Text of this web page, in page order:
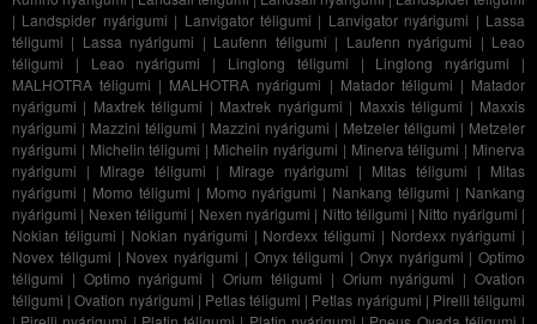
| Landspider nyárigumi | Lanvigator téligumi | Lanvigator nyárigumi | Lassa
téligumi | Lassa nyárigumi | Laufenn téligumi | Laufenn nyárigumi | Leao
téligumi | Leao nyárigumi | Linglong téligumi | Linglong nyárigumi |
MALHOTRA téligumi | MALHOTRA nyárigumi | Matador téligumi | Matador
nyárigumi | Maxtrek téligumi | Maxtrek nyárigumi | Maxxis téligumi | Maxxis
nyárigumi | Mazzini téligumi | Mazzini nyárigumi | Metzeler téligumi | Metzeler
nyárigumi | Michelin téligumi | Michelin nyárigumi | Minerva téligumi | Minerva
nyárigumi | Mirage téligumi | Mirage nyárigumi | Mitas téligumi | Mitas
nyárigumi | Momo téligumi | Momo nyárigumi | Nankang téligumi | Nankang
nyárigumi | Nexen téligumi | Nexen nyárigumi | Nitto téligumi | Nitto nyárigumi |
Nokian téligumi | Nokian nyárigumi | Nordexx téligumi | Nordexx nyárigumi |
Novex téligumi | Novex nyárigumi | Onyx téligumi | Onyx nyárigumi | Optimo
téligumi | Optimo nyárigumi |Orium téligumi | Orium nyárigumi |Ovation
téligumi |Ovation nyárigumi | Petlas téligumi | Petlas nyárigumi | Pirelli téligumi